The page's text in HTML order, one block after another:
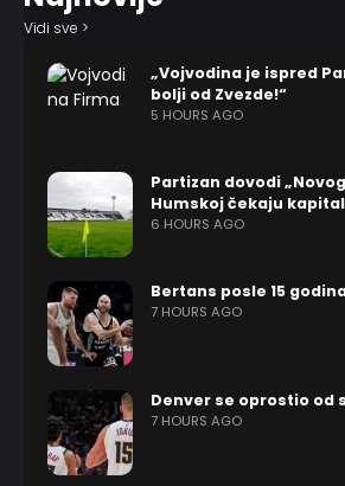
Vidi sve >
„Vojvodina je ispred
bolji od Zvezde!“
5 HOURS AGO
Partizan dovodi
Humskoj čekaju
6 HOURS AGO
Bertans posle 15
7 HOURS AGO
Denver se oprostio od
7 HOURS AGO